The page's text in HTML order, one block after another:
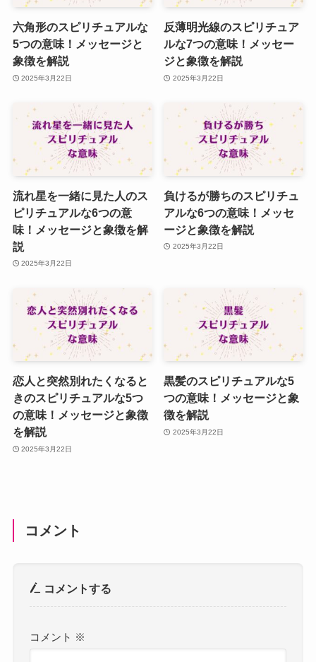
六角形のスピリチュアルな
5つの意味！メッセージと
象徴を解説
2025年3月22日
反薄明光線のスピリチュア
ルな7つの意味！メッセー
ジと象徴を解説
2025年3月22日
流れ星を一緒に見た人のス
ピリチュアルな6つの意
味！メッセージと象徴を解
説
2025年3月22日
負けるが勝ちのスピリチュ
アルな6つの意味！メッセ
ージと象徴を解説
2025年3月22日
恋人と突然別れたくなると
きのスピリチュアルな5つ
の意味！メッセージと象徴
を解説
2025年3月22日
黒髪のスピリチュアルな5
つの意味！メッセージと象
徴を解説
2025年3月22日
コメント
コメントする
コメント ※